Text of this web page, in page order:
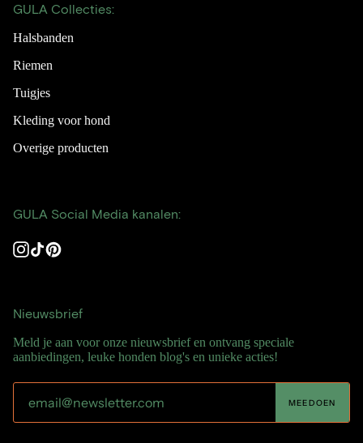
GULA Collecties:
Halsbanden
Riemen
Tuigjes
Kleding voor hond
Overige producten
GULA Social Media kanalen:
Instagram
TikTokPinterest
Nieuwsbrief
Meld je aan voor onze nieuwsbrief en ontvang speciale
aanbiedingen, leuke honden blog's en unieke acties!
MEEDOEN